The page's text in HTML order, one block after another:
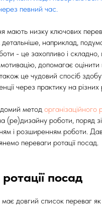
певний час.
мають низку ключових
наприклад,
- це захопливо і
допомагає оцінити
це чудовий спосіб
через практику на різних
метод організаційного
(ре)дизайну роботи, поряд
і розширенням роботи.
переваги ротації посад.
посад
довгий список переваг